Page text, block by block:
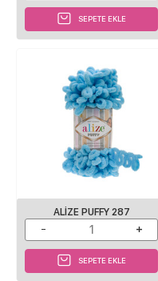
SEPETE EKLE
ALIZE PUFFY 287
SEPETE EKLE